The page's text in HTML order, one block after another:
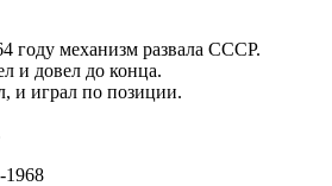
году механизм развала СССР.
и довел до конца.
и играл по позиции.
1968